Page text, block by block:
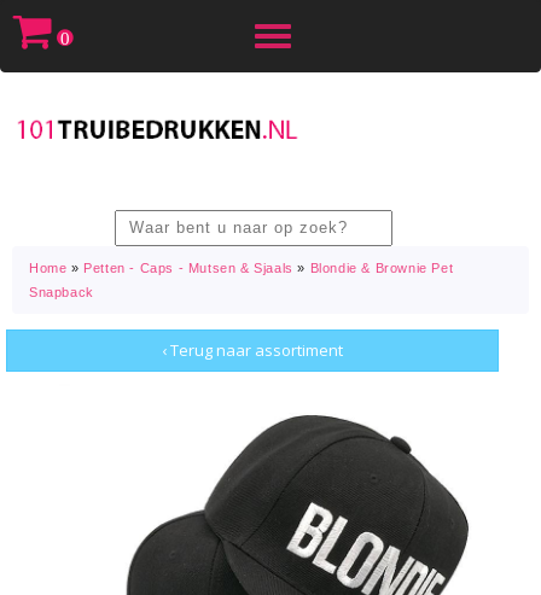
Toggle
0
Home » Petten - Caps - Mutsen & Sjaals » Blondie & Brownie Pet
Snapback
‹ Terug naar assortiment